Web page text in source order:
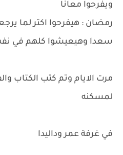
ويفرحوا معانا
رمضان : هيفرحوا اكتر لما
سعدا وهيعيشوا كلهم في
مرت الايام وتم كتب
لمسكنه
في غرفة عمر وداليدا